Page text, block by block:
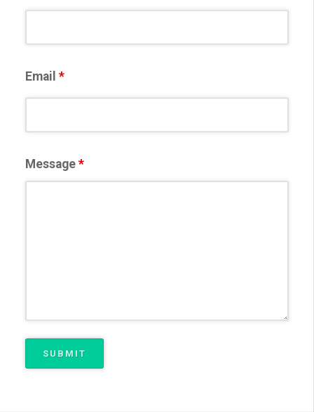
Email *
Message *